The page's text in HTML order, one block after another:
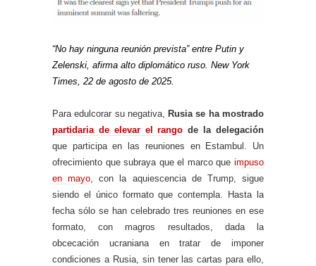
“No hay ninguna reunión prevista” entre Putin y
Zelenski, afirma alto diplomático ruso. New York
Times, 22 de agosto de 2025.
Para edulcorar su negativa, Rusia se ha mostrado
partidaria de elevar el rango de la delegación
que participa en las reuniones en Estambul. Un
ofrecimiento que subraya que el marco que impuso
en mayo, con la aquiescencia de Trump, sigue
siendo el único formato que contempla. Hasta la
fecha sólo se han celebrado tres reuniones en ese
formato, con magros resultados, dada la
obcecación ucraniana en tratar de imponer
condiciones a Rusia, sin tener las cartas para ello,